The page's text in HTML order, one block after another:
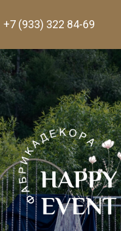
+7 (933) 322 84-69